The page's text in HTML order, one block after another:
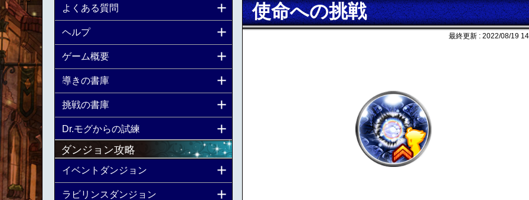
使命への挑戦
最終更新 : 2022/08/19
よくある質問
ヘルプ
ゲーム概要
導きの書庫
挑戦の書庫
Dr.モグからの試練
ダンジョン攻略
イベントダンジョン
ラビリンスダンジョン